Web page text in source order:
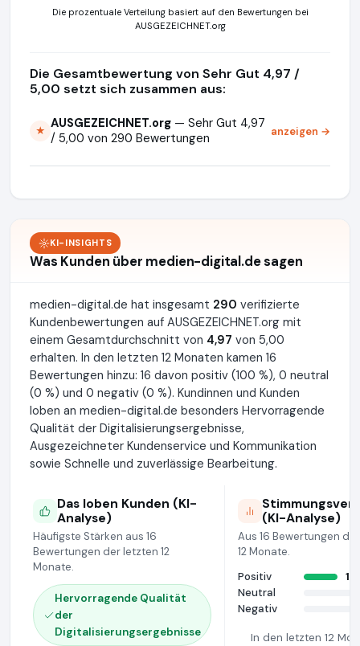
Die prozentuale Verteilung basiert auf den Bewertungen bei
AUSGEZEICHNET.org
Die Gesamtbewertung von Sehr Gut 4,97 /
5,00 setzt sich zusammen aus:
★ AUSGEZEICHNET.org — Sehr Gut 4,97
/ 5,00 von 290 Bewertungen
anzeigen →
KI-INSIGHTS
Was Kunden über medien-digital.de sagen
medien-digital.de hat insgesamt 290 verifizierte
Kundenbewertungen auf AUSGEZEICHNET.org mit
einem Gesamtdurchschnitt von 4,97 von 5,00
erhalten. In den letzten 12 Monaten kamen 16
Bewertungen hinzu: 16 davon positiv (100 %), 0 neutral
(0 %) und 0 negativ (0 %). Kundinnen und Kunden
loben an medien-digital.de besonders Hervorragende
Qualität der Digitalisierungsergebnisse,
Ausgezeichneter Kundenservice und Kommunikation
sowie Schnelle und zuverlässige Bearbeitung.
Das loben Kunden (KI-
Analyse)
Häufigste Stärken aus 16
Bewertungen der letzten 12
Monate.
Hervorragende Qualität
der
Digitalisierungsergebnisse
(KI-Analyse)
Aus 16 Bewertungen
12 Monate.
Positiv
Neutral
Negativ
In den letzten 12